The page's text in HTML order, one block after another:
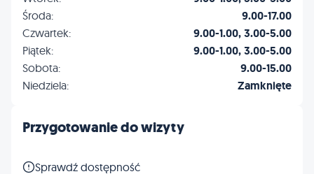
Środa: 9.00-17.00
Czwartek: 9.00-1.00, 3.00-5.00
Piątek: 9.00-1.00, 3.00-5.00
Sobota: 9.00-15.00
Niedziela: Zamknięte
Przygotowanie do wizyty
Sprawdź dostępność